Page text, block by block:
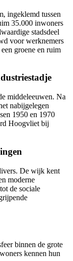
ingeklemd tussen
35.000 inwoners
stadsdeel
voor werknemers
groene en ruim
middeleeuwen. Na
nabijgelegen
1950 en 1970
Hoogvliet bij
De wijk kent
moderne
de sociale
binnen de grote
kennen hun